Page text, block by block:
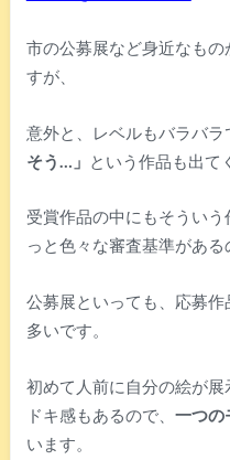
市の公募展など身近なも
すが、
意外と、レベルもバラバラ
そう…」 という作品も出て
受賞作品の中にもそうい
っと色々な審査基準がある
公募展といっても、応募
多いです。
初めて人前に自分の絵が
ドキ感もあるので、 一つの
います。